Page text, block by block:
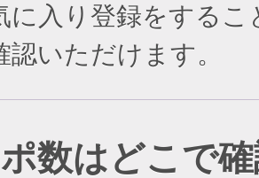
に入り登録をする
認いただけます。
数はどこで